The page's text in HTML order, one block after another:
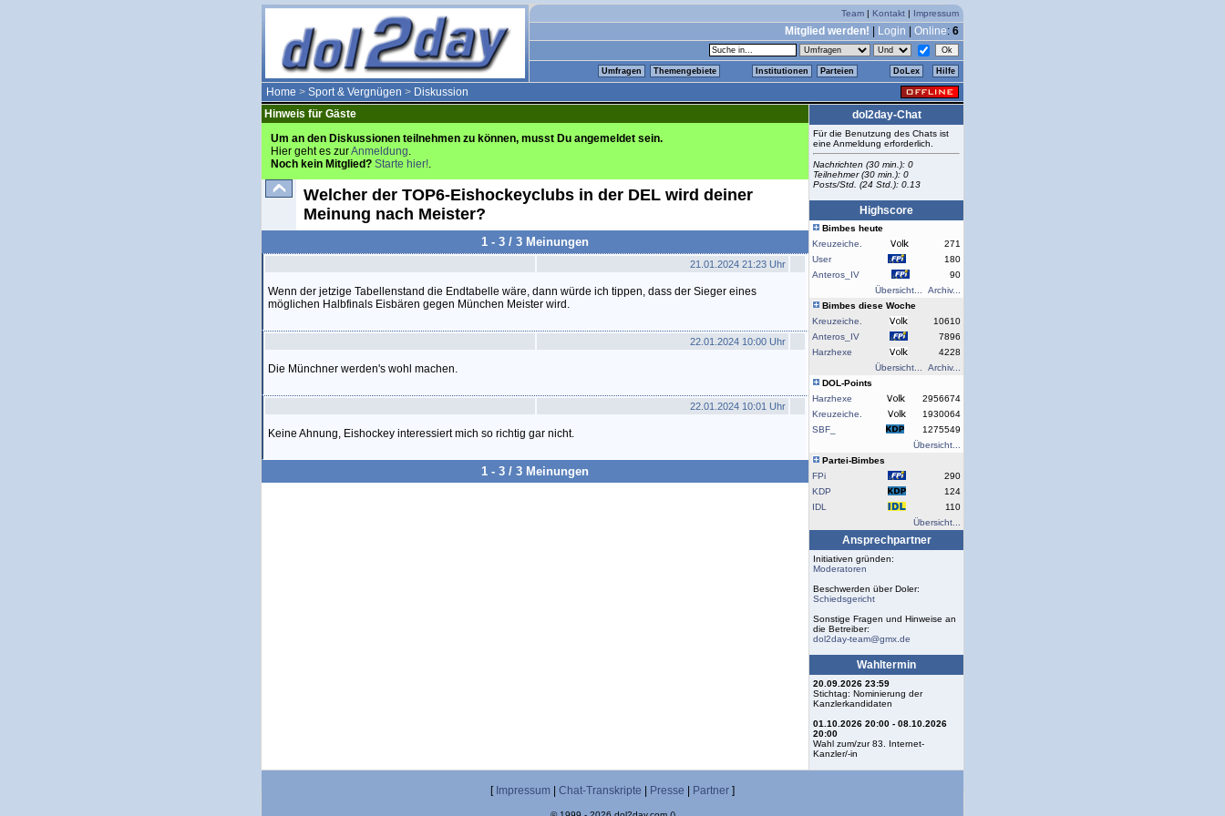
Team | Kontakt | Impressum
Mitglied werden! Login Online: 6
Umfragen Themengebiete Institutionen Parteien DoLex Hilfe
Home > Sport & Vergnügen > Diskussion
Hinweis für Gäste
Um an den Diskussionen teilnehmen zu können, musst Du angemeldet sein.
Hier geht es zurAnmeldung.
Noch kein Mitglied? Starte hier!.
Welcher der TOP6-Eishockeyclubs in der DEL wird deiner
Meinung nach Meister?
1 - 3 / 3 Meinungen
21.01.2024 21:23 Uhr
Wenn der jetzige Tabellenstand die Endtabelle wäre, dann würde ich tippen, dass der Sieger eines
möglichen Halbfinals Eisbären gegen München Meister wird.
22.01.2024 10:00 Uhr
Die Münchner werden's wohl machen.
22.01.2024 10:01 Uhr
Keine Ahnung, Eishockey interessiert mich so richtig gar nicht.
1 - 3 / 3 Meinungen
dol2day-Chat
Für die Benutzung des Chats ist
eine Anmeldung erforderlich.
Nachrichten (30 min.): 0
Teilnehmer (30 min.): 0
Posts/Std. (24 Std.): 0.13
Highscore
Bimbes heute
Kreuzeiche.
271
User
180
Anteros_IV
90
Übersicht...
Archiv...
Bimbes diese Woche
Kreuzeiche.
10610
Anteros_IV
7896
Harzhexe
4228
Übersicht...
Archiv...
DOL-Points
Harzhexe
2956674
Kreuzeiche.
1930064
SBF_
1275549
Übersicht...
Partei-Bimbes
FPi
290
KDP
124
IDL
110
Übersicht...
Ansprechpartner
Initiativen gründen:
Moderatoren
Beschwerden über Doler:
Schiedsgericht
Sonstige Fragen und Hinweise an
die Betreiber:
dol2day-team@gmx.de
Wahltermin
20.09.2026 23:59
Stichtag: Nominierung der
Kanzlerkandidaten
01.10.2026 20:00 - 08.10.2026
20:00
Wahl zum/zur 83. Internet-
Kanzler/-in
[ Impressum Chat-Transkripte Presse Partner ]